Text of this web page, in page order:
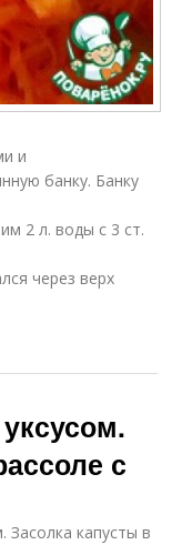
и
банку. Банку
2 л. воды с 3 ст.
через верх
с
Засолка капусты в